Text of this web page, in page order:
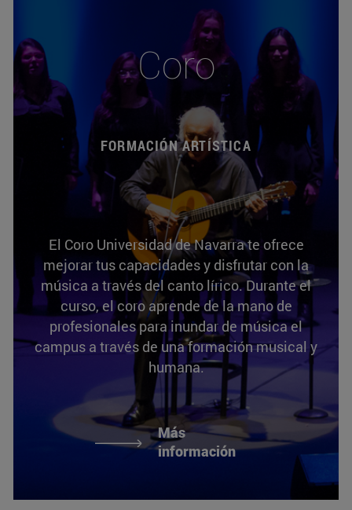
Coro
FORMACIÓN ARTÍSTICA
El Coro Universidad de Navarra te ofrece
mejorar tus capacidades y disfrutar con la
música a través del canto lírico. Durante el
curso, el coro aprende de la mano de
profesionales para inundar de música el
campus a través de una formación musical y
humana.
Más
información